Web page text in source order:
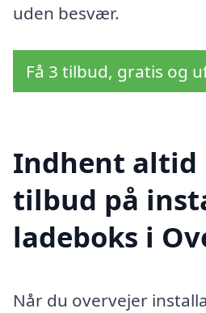
uden besvær.
Få 3 tilbud, gratis og
Indhent altid
tilbud på
ladeboks i
Når du overvejer